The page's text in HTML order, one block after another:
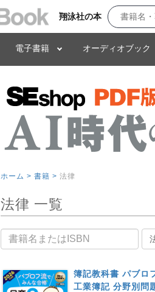
翔泳社の本
電子書籍 オーディオブック
ホーム > 書籍 > 法律
法律 一覧
書籍名
簿記教科書 パブロ
工業簿記 分野別問